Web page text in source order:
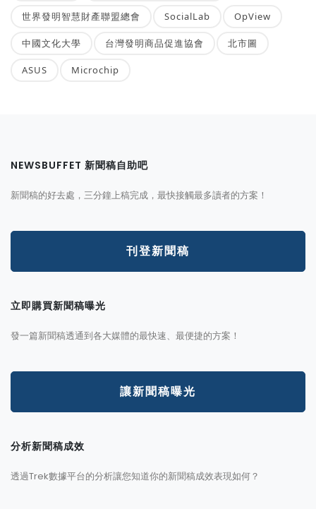
世界發明智慧財產聯盟總會 SocialLab OpView
中國文化大學 台灣發明商品促進協會 北市圖
ASUS Microchip
NEWSBUFFET 新聞稿自助吧
新聞稿的好去處，三分鐘上稿完成，最快接觸最多讀者的方案！
刊登新聞稿
立即購買新聞稿曝光
發一篇新聞稿透通到各大媒體的最快速、最便捷的方案！
讓新聞稿曝光
分析新聞稿成效
透過Trek數據平台的分析讓您知道你的新聞稿成效表現如何？